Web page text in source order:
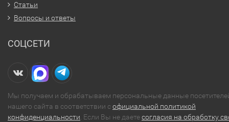
Статьи
Вопросы и ответы
СОЦСЕТИ
Мы получаем и обрабатываем персональные данные
нашего сайта в соответствии софициальной политикой
конфиденциальности . Если Вы не даетесогласия на обработку